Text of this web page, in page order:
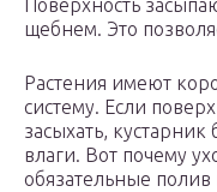
Поверхность
щебнем. Это
Растения имеют
систему. Если
засыхать, кустарник
влаги. Вот почему
обязательные